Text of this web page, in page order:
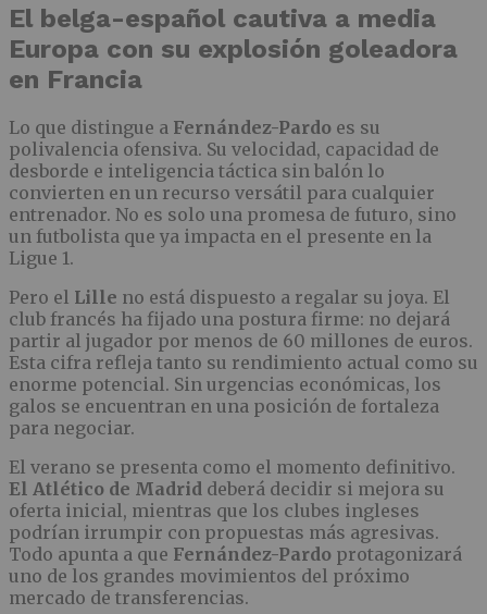
El belga-español cautiva a media
Europa con su explosión goleadora
en Francia
Lo que distingue a Fernández-Pardo es su
polivalencia ofensiva. Su velocidad, capacidad de
desborde e inteligencia táctica sin balón lo
convierten en un recurso versátil para cualquier
entrenador. No es solo una promesa de futuro, sino
un futbolista que ya impacta en el presente en la
Ligue 1.
Pero el Lille no está dispuesto a regalar su joya. El
club francés ha fijado una postura firme: no dejará
partir al jugador por menos de 60 millones de euros.
Esta cifra refleja tanto su rendimiento actual como su
enorme potencial. Sin urgencias económicas, los
galos se encuentran en una posición de fortaleza
para negociar.
El verano se presenta como el momento definitivo.
El Atlético de Madrid deberá decidir si mejora su
oferta inicial, mientras que los clubes ingleses
podrían irrumpir con propuestas más agresivas.
Todo apunta a que Fernández-Pardo protagonizará
uno de los grandes movimientos del próximo
mercado de transferencias.